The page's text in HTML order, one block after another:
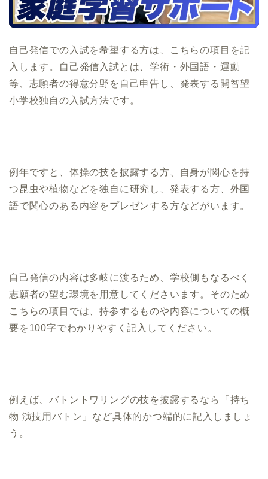
自己発信での入試を希望する方は、こちらの項目を記
入します。自己発信入試とは、学術・外国語・運動
等、志願者の得意分野を自己申告し、発表する開智望
小学校独自の入試方法です。
例年ですと、体操の技を披露する方、自身が関心を持
つ昆虫や植物などを独自に研究し、発表する方、外国
語で関心のある内容をプレゼンする方などがいます。
自己発信の内容は多岐に渡るため、学校側もなるべく
志願者の望む環境を用意してくださいます。そのため
こちらの項目では、持参するものや内容についての概
要を100字でわかりやすく記入してください。
例えば、バトントワリングの技を披露するなら「持ち
物 演技用バトン」など具体的かつ端的に記入しましょ
う。